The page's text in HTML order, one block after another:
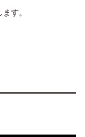
す。